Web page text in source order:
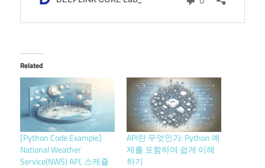
Related
[Python Code Example]
National Weather
Service(NWS) API, 스케쥴
API란 무엇인가: Python 예
제를 포함하여 쉽게 이해
하기